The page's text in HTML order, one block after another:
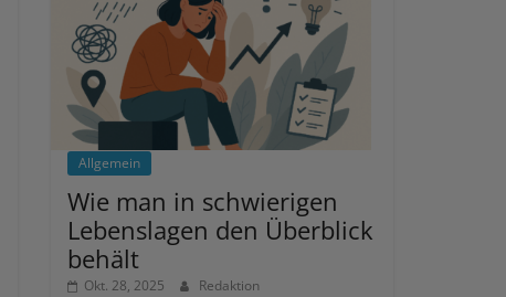
Allgemein
Wie man in schwierigen
Lebenslagen den Überblick
behält
Okt. 28, 2025 Redaktion